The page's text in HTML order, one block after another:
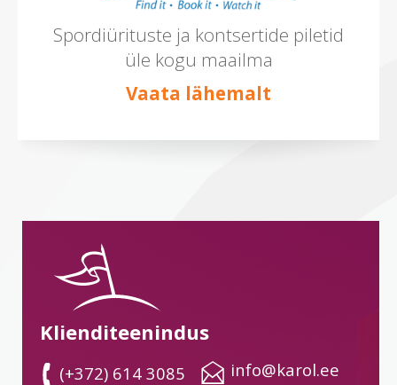
Spordiürituste ja kontsertide piletid
üle kogu maailma
Vaata lähemalt
Klienditeenindus
(+372) 614 3085
info@karol.ee